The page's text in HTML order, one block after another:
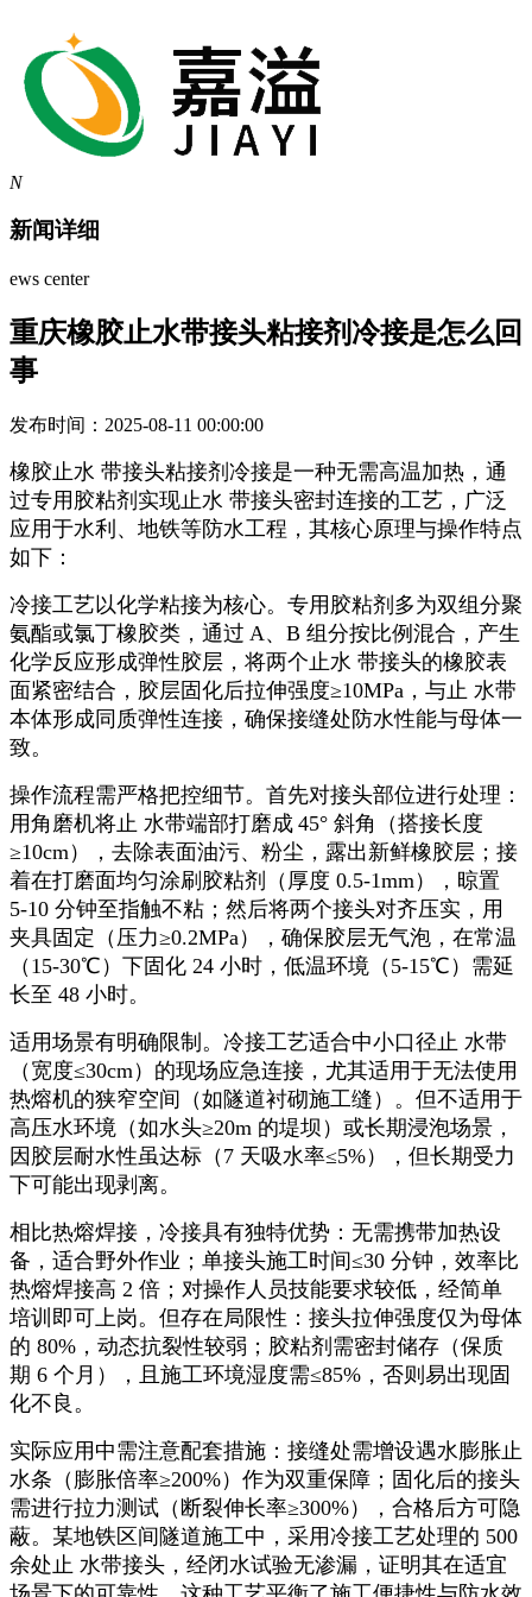
N
新闻详细
ews center
重庆橡胶止水带接头粘接剂冷接是怎么回
事
发布时间：2025-08-11 00:00:00
橡胶止水 带接头粘接剂冷接是一种无需高温加热，通
过专用胶粘剂实现止水 带接头密封连接的工艺，广泛
应用于水利、地铁等防水工程，其核心原理与操作特点
如下：
冷接工艺以化学粘接为核心。专用胶粘剂多为双组分聚
氨酯或氯丁橡胶类，通过 A 、 B 组分按比例混合，产生
化学反应形成弹性胶层，将两个止水 带接头的橡胶表
面紧密结合，胶层固化后拉伸强度≥10MPa ，与止 水带
本体形成同质弹性连接，确保接缝处防水性能与母体一
致。
操作流程需严格把控细节。首先对接头部位进行处理：
用角磨机将止 水带端部打磨成 45° 斜角（搭接长度
≥10cm ），去除表面油污、粉尘，露出新鲜橡胶层；接
着在打磨面均匀涂刷胶粘剂（厚度 0.5-1mm ），晾置
5-10 分钟至指触不粘；然后将两个接头对齐压实，用
夹具固定（压力≥0.2MPa ），确保胶层无气泡，在常温
（ 15-30℃）下固化 24 小时，低温环境（ 5-15℃）需延
长至 48 小时。
适用场景有明确限制。冷接工艺适合中小口径止 水带
（宽度≤30cm ）的现场应急连接，尤其适用于无法使用
热熔机的狭窄空间（如隧道衬砌施工缝）。但不适用于
高压水环境（如水头≥20m 的堤坝）或长期浸泡场景，
因胶层耐水性虽达标（ 7 天吸水率≤5%），但长期受力
下可能出现剥离。
相比热熔焊接，冷接具有独特优势：无需携带加热设
备，适合野外作业；单接头施工时间≤30 分钟，效率比
热熔焊接高 2 倍；对操作人员技能要求较低，经简单
培训即可上岗。但存在局限性：接头拉伸强度仅为母体
的 80% ，动态抗裂性较弱；胶粘剂需密封储存（保质
期 6 个月），且施工环境湿度需≤85% ，否则易出现固
化不良。
实际应用中需注意配套措施：接缝处需增设遇水膨胀止
水条（膨胀倍率≥200%）作为双重保障；固化后的接头
需进行拉力测试（断裂伸长率≥300%），合格后方可隐
蔽。某地铁区间隧道施工中，采用冷接工艺处理的 500
余处止 水带接头，经闭水试验无渗漏，证明其在适宜